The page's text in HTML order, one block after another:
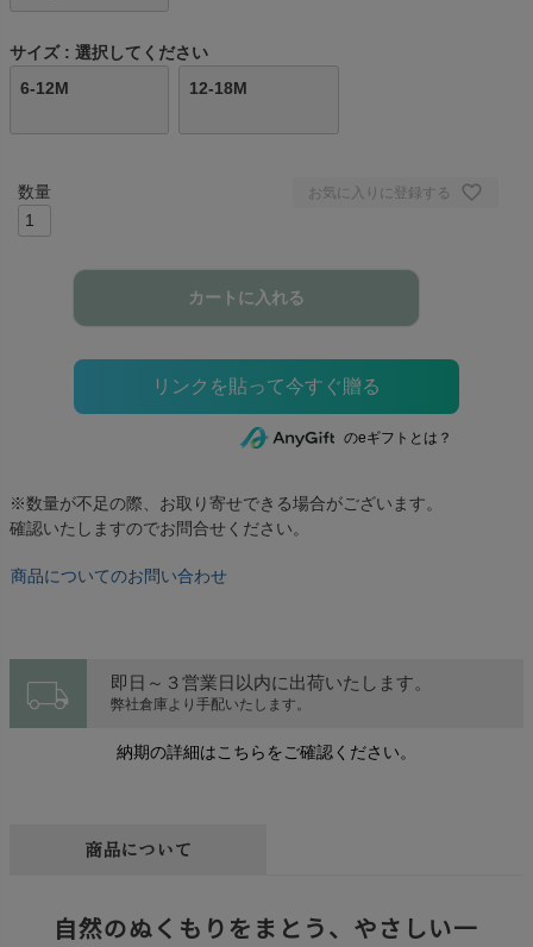
サイズ
選択してください
6-12M
12-18M
お気に入りに登録する
カートに入れる
のeギフトとは？
※数量が不足の際、お取り寄せできる場合がございます。
確認いたしますのでお問合せください。
商品についてのお問い合わせ
local_shipping 即日～３営業日以内に出荷いたします。
弊社倉庫より手配いたします。
納期の詳細はこちらをご確認ください。
商品について
自然のぬくもりをまとう、やさしい一